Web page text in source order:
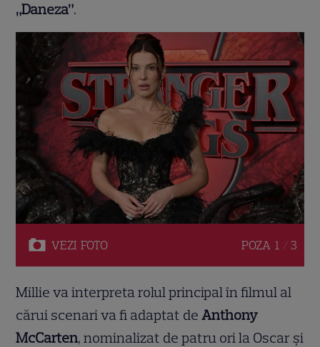
„Daneza”.
VEZI FOTO POZA 1 / 3
Millie va interpreta rolul principal în filmul al
cărui scenari va fi adaptat deAnthony
McCarten, nominalizat de patru ori la Oscar și